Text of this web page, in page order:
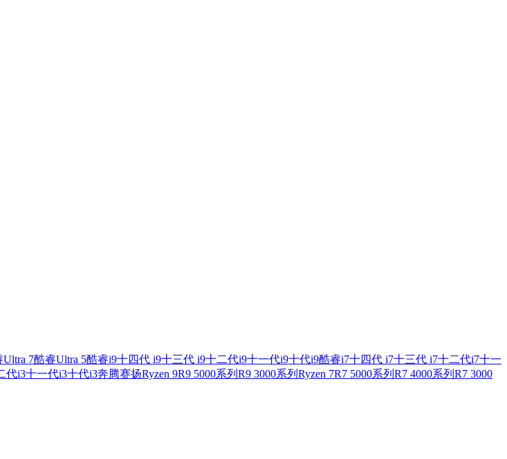
Ultra 7酷睿Ultra 5酷睿i9十四代 i9十三代 i9十二代i9十一代i9十代i9酷睿i7十四代 i7十三代 i7十二代i7十一
代i3十一代i3十代i3奔腾赛扬Ryzen 9R9 5000系列 R9 3000系列 Ryzen 7R7 5000系列 R7 4000系列 R7 3000